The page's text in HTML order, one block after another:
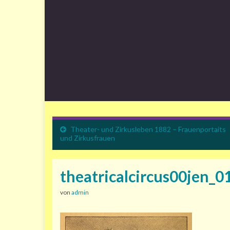
Theater- und Zirkusleben 1882 – Frauenportaits
und Zirkusfrauen
von admin